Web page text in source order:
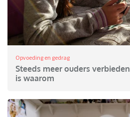
Opvoeding en gedrag
Steeds meer ouders
is waarom